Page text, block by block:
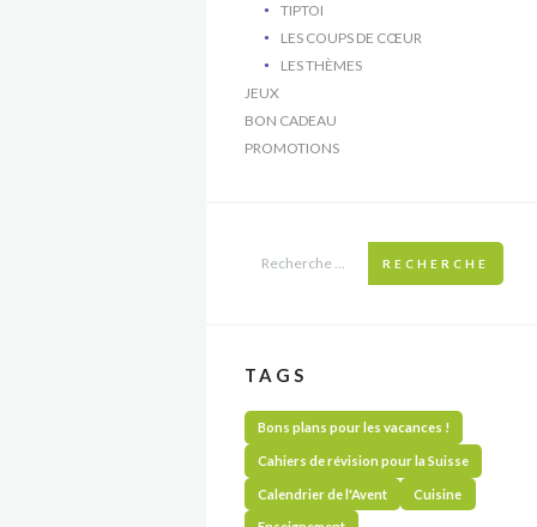
TIPTOI
LES COUPS DE CŒUR
LES THÈMES
JEUX
BON CADEAU
PROMOTIONS
RECHERCHE
TAGS
Bons plans pour les vacances !
Cahiers de révision pour la Suisse
Calendrier de l'Avent Cuisine